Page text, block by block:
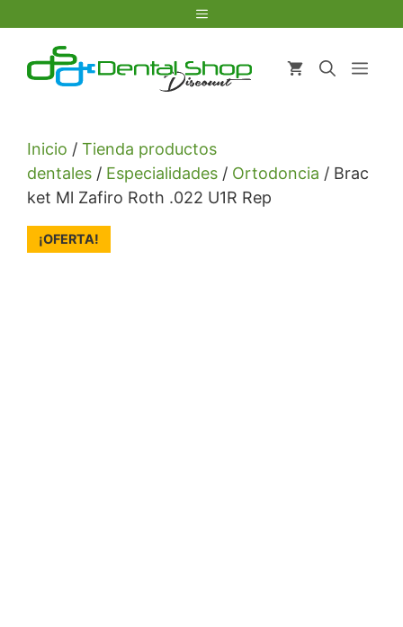
contenido
Menú
Inicio / Tienda productos
dentales / Especialidades / Ortodoncia / Brac
ket Ml Zafiro Roth .022 U1R Rep
¡OFERTA!